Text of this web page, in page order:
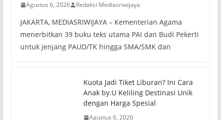
Agustus 6, 2026 Redaksi Mediasriwijaya
JAKARTA, MEDIASRIWIJAYA – Kementerian Agama
menerbitkan 39 buku teks utama PAI dan Budi Pekerti
untuk jenjang PAUD/TK hingga SMA/SMK dan
Kuota Jadi Tiket Liburan? Ini Cara
Anak by.U Keliling Destinasi Unik
dengan Harga Spesial
Agustus 6, 2026